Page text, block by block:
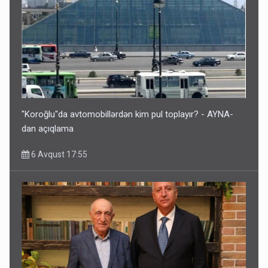
"Koroğlu"da avtomobillərdən kim pul toplayır? - AYNA-
dan açıqlama
6 Avqust 17:55